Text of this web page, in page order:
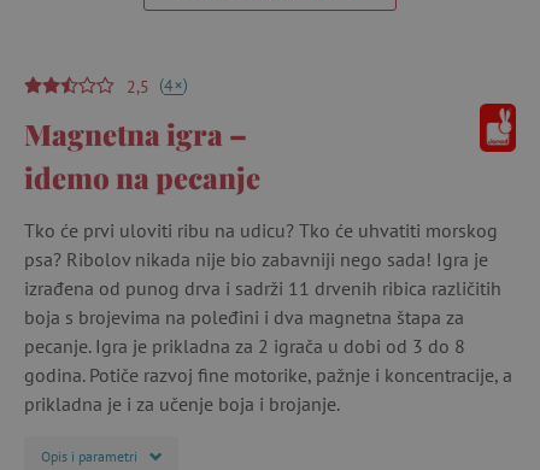
2,5 (4+)
Magnetna igra –
idemo na pecanje
Tko će prvi uloviti ribu na udicu? Tko će uhvatiti morskog
psa? Ribolov nikada nije bio zabavniji nego sada! Igra je
izrađena od punog drva i sadrži 11 drvenih ribica različitih
boja s brojevima na poleđini i dva magnetna štapa za
pecanje. Igra je prikladna za 2 igrača u dobi od 3 do 8
godina. Potiče razvoj fine motorike, pažnje i koncentracije, a
prikladna je i za učenje boja i brojanje.
Opis i parametri